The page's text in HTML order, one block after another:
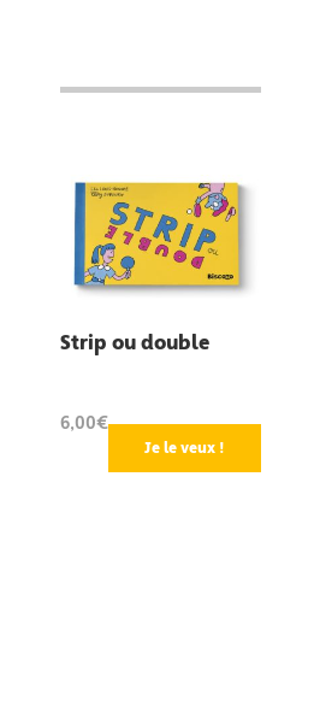
Strip ou double
6,00€
Je le veux !